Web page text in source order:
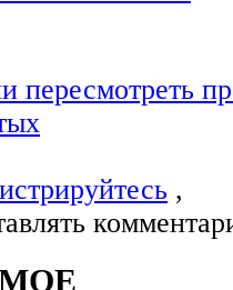
пересмотреть
,